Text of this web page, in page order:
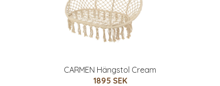
CARMEN Hängstol Cream
1895 SEK